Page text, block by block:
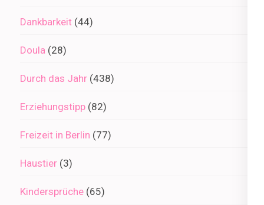
Dankbarkeit (44)
Doula (28)
Durch das Jahr (438)
Erziehungstipp (82)
Freizeit in Berlin (77)
Haustier (3)
Kindersprüche (65)